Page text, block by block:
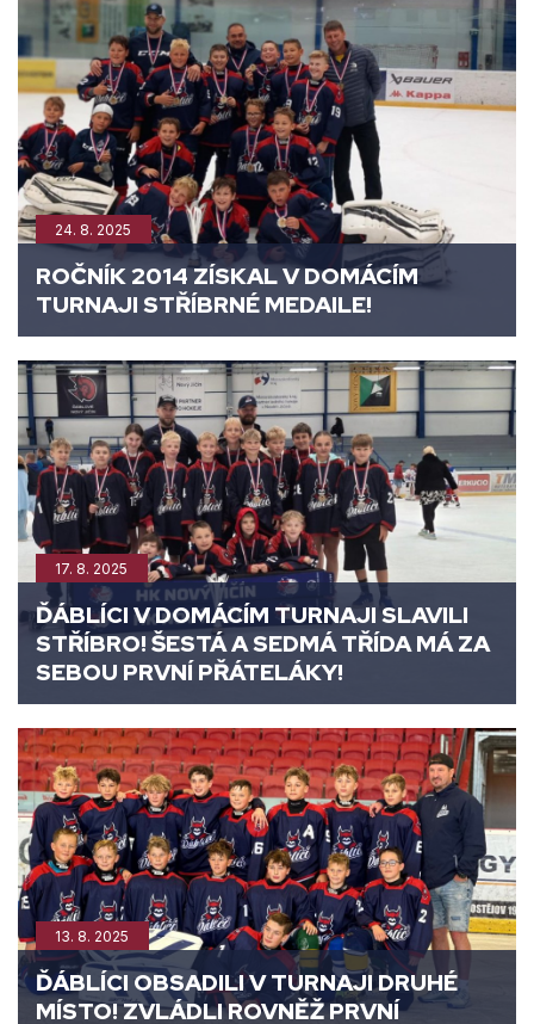
24. 8. 2025
ROČNÍK 2014 ZÍSKAL V DOMÁCÍM
TURNAJI STŘÍBRNÉ MEDAILE!
17. 8. 2025
ĎÁBLÍCI V DOMÁCÍM TURNAJI SLAVILI
STŘÍBRO! ŠESTÁ A SEDMÁ TŘÍDA MÁ ZA
SEBOU PRVNÍ PŘÁTELÁKY!
13. 8. 2025
ĎÁBLÍCI OBSADILI V TURNAJI DRUHÉ
MÍSTO! ZVLÁDLI ROVNĚŽ PRVNÍ